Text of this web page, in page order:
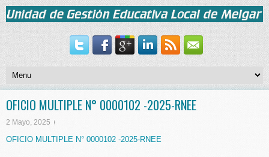
OFICIO MULTIPLE N° 0000102 -2025-RNEE
2 Mayo, 2025
OFICIO MULTIPLE N° 0000102 -2025-RNEE